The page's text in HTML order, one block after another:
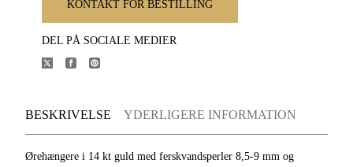
KONTAKT FOR BESTILLING
DEL PÅ SOCIALE MEDIER
BESKRIVELSE YDERLIGERE INFORMATION
Ørehængere i 14 kt guld med ferskvandsperler 8,5-9 mm og